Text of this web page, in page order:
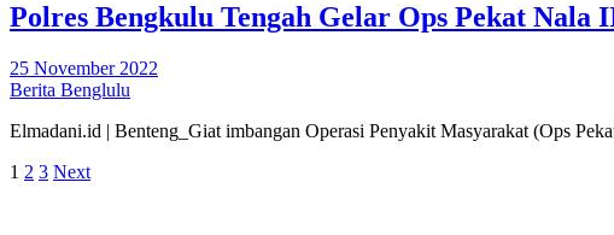
Polres Bengkulu Tengah Gelar Ops Pekat Nala
25 November 2022
Berita Benglulu
Elmadani.id | Benteng_Giat imbangan Operasi Penyakit Masyarakat (Ops
Paginasi
1 2 3 Next